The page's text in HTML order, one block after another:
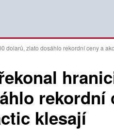
dolarů, zlato dosáhlo rekordní ceny a
rekordní
klesají